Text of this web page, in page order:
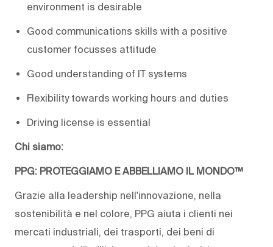
environment is desirable
Good communications skills with a positive
customer focusses attitude
Good understanding of IT systems
Flexibility towards working hours and duties
Driving license is essential
Chi siamo:
PPG: PROTEGGIAMO E ABBELLIAMO IL MONDO™
Grazie alla leadership nell'innovazione, nella
sostenibilità e nel colore, PPG aiuta i clienti nei
mercati industriali, dei trasporti, dei beni di